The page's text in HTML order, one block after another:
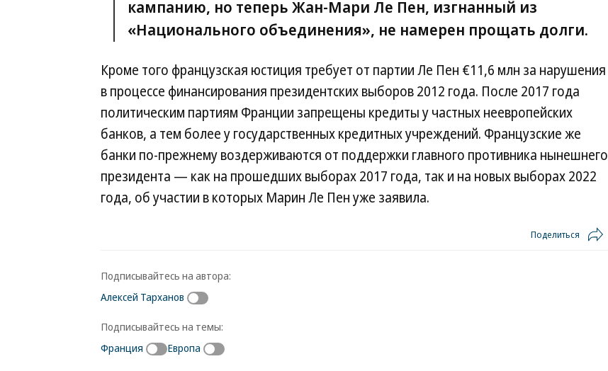
кампанию, но теперь Жан-Мари Ле Пен, изгнанный из
«Национального объединения», не намерен прощать долги.
Кроме того французская юстиция требует от партии Ле Пен €11,6 млн за нарушения
в процессе финансирования президентских выборов 2012 года. После 2017 года
политическим партиям Франции запрещены кредиты у частных неевропейских
банков, а тем более у государственных кредитных учреждений. Французские же
банки по-прежнему воздерживаются от поддержки главного противника нынешнего
президента — как на прошедших выборах 2017 года, так и на новых выборах 2022
года, об участии в которых Марин Ле Пен уже заявила.
Поделиться
Подписывайтесь на автора:
Алексей Тарханов
Подписывайтесь на темы:
Франция
Европа